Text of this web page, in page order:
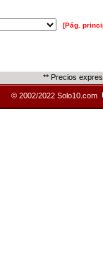
[Pág.
** Precios
© 2002/2022 Solo10.com